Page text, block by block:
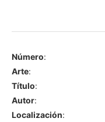
Número:
Arte:
Título:
Autor:
Localización: